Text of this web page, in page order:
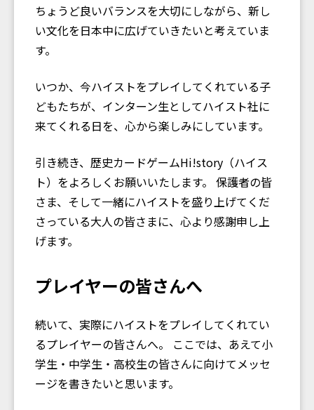
ちょうど良いバランスを大切にしながら、新し
い文化を日本中に広げていきたいと考えていま
す。
いつか、今ハイストをプレイしてくれている子
どもたちが、インターン生としてハイスト社に
来てくれる日を、心から楽しみにしています。
引き続き、歴史カードゲームHi!story（ハイス
ト）をよろしくお願いいたします。 保護者の皆
さま、そして一緒にハイストを盛り上げてくだ
さっている大人の皆さまに、心より感謝申し上
げます。
プレイヤーの皆さんへ
続いて、実際にハイストをプレイしてくれてい
るプレイヤーの皆さんへ。 ここでは、あえて小
学生・中学生・高校生の皆さんに向けてメッセ
ージを書きたいと思います。